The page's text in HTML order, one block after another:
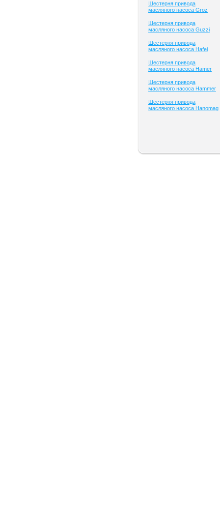
Шестерня привода
масляного насоса Groz
Шестерня привода
масляного насоса Guzzi
Шестерня привода
масляного насоса Hafei
Шестерня привода
масляного насоса Hamer
Шестерня привода
масляного насоса Hammer
Шестерня привода
масляного насоса Hanomag